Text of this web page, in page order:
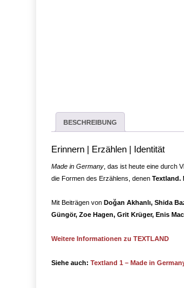
BESCHREIBUNG
Erinnern | Erzählen | Identität
Made in Germany , das ist heute eine durch
die Formen des Erzählens, denen Textland.
Mit Beiträgen von Doğan Akhanlı, Shida
Güngör, Zoe Hagen, Grit Krüger, Enis
Weitere Informationen zu TEXTLAND
Siehe auch: Textland 1 – Made in